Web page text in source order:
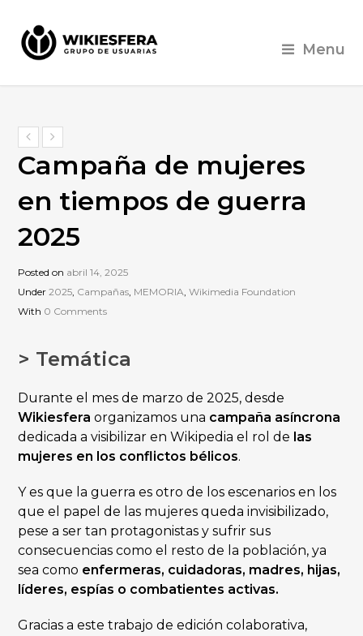
Menu
Campaña de mujeres
en tiempos de guerra
2025
Posted on abril 14, 2025
Under2025, Campañas, MEMORIA,Wikimedia Foundation
With 0 Comments
> Temática
Durante el mes de marzo de 2025, desde
Wikiesfera organizamos una campaña asíncrona
dedicada a visibilizar en Wikipedia el rol de las
mujeres en los conflictos bélicos.
Y es que la guerra es otro de los escenarios en los
que el papel de las mujeres queda invisibilizado,
pese a ser tan protagonistas y sufrir sus
consecuencias como el resto de la población, ya
sea como enfermeras, cuidadoras, madres, hijas,
líderes, espías o combatientes activas.
Gracias a este trabajo de edición colaborativa,